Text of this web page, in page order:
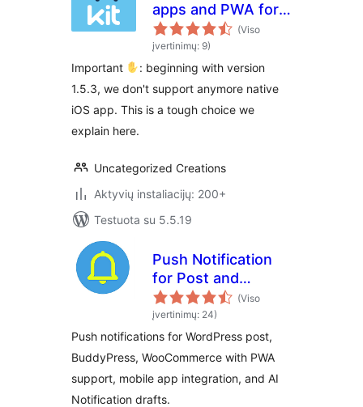
apps and PWA for
WordPress
(Viso
įvertinimų: 9)
Important
: beginning with version
1.5.3, we don't support anymore native
iOS app. This is a tough choice we
explain here.
Uncategorized Creations
Aktyvių instaliacijų: 200+
Testuota su 5.5.19
Push Notification
for Post and
BuddyPress (Viso
įvertinimų: 24)
Push notifications for WordPress post,
BuddyPress, WooCommerce with PWA
support, mobile app integration, and AI
Notification drafts.